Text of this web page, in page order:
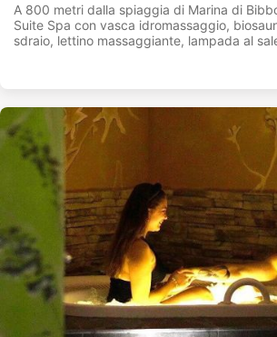
A 800 metri dalla spiaggia di Marina di
Suite Spa con vasca idromassaggio,
sdraio, lettino massaggiante, lampada al